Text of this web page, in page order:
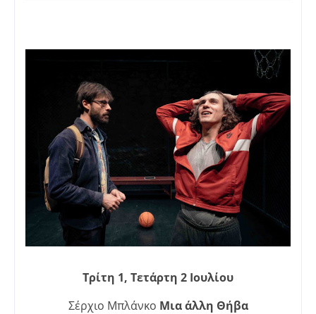
Τρίτη 1, Τετάρτη 2 Ιουλίου
Σέρχιο Μπλάνκο Μια άλλη Θήβα